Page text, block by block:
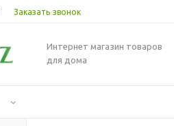
Заказать звонок
Интернет магазин товаров
для дома